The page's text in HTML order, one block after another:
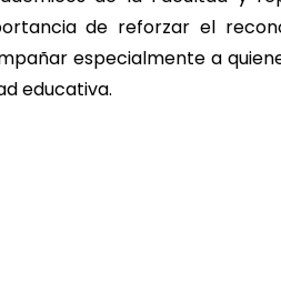
de reforzar el
especialmente a
educativa.